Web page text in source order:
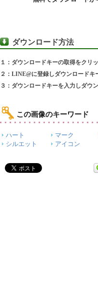
ダウンロード方法
１：ダウンロードキーの取得をクリ
２：LINE@に登録しダウンロードキ
３：ダウンロードキーを入力しダウ
この画像のキーワード
ハート マーク
シルエット
アイコン